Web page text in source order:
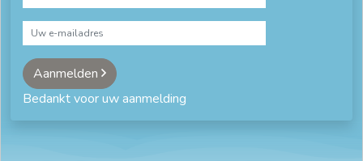
Aanmelden
Bedankt voor uw aanmelding